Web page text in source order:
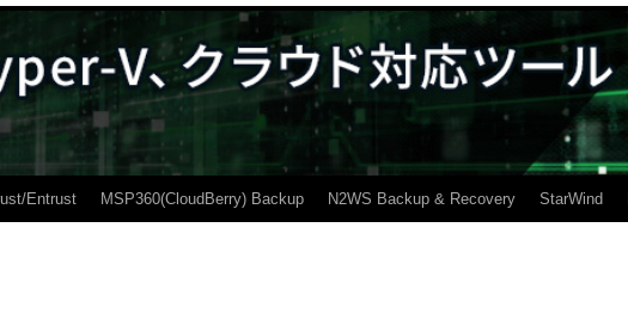
Entrust MSP360(CloudBerry) Backup N2WS Backup & Recovery StarWind